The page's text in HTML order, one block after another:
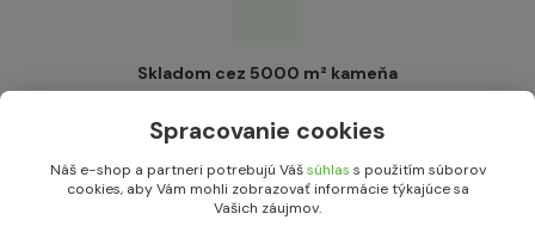
Skladom cez 5000 m² kameňa
Kompletné špecifikácie
Spracovanie cookies
Náš e-shop a partneri potrebujú Vášsúhlas s použitím súborov
cookies, aby Vám mohli zobrazovať informácie týkajúce sa
Vašich záujmov.